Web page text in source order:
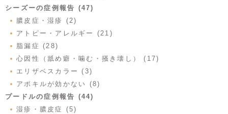
シーズーの症例報告 (47)
膿皮症・湿疹 (2)
アトピー・アレルギー (21)
脂漏症 (28)
心因性（舐め癖・噛む・掻き壊し） (17)
エリザベスカラー (3)
アポキルが効かない (8)
プードルの症例報告 (44)
湿疹・膿皮症 (5)